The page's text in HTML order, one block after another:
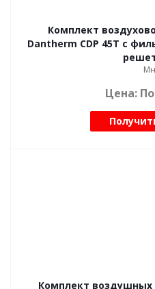
Комплект
Dantherm CDP 45T с
Цена:
Комплект воздушных